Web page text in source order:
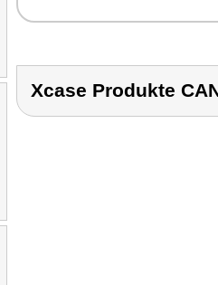
Xcase Produkte